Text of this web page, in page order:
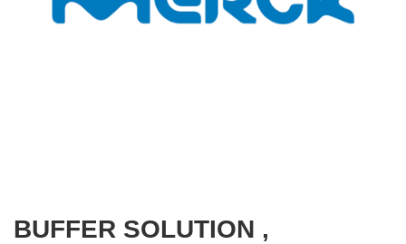
BUFFER SOLUTION ,